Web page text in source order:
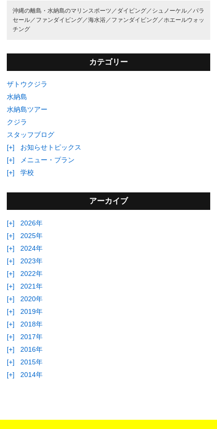
沖縄の離島・水納島のマリンスポーツ／ ダイビング／ シュノーケル／パラ
セール／ ファンダイビング／海水浴／ ファンダイビング／ホエールウォッ
チング
カテゴリー
ザトウクジラ
水納島
水納島ツアー
クジラ
スタッフブログ
[+]
お知らせトピックス
[+]
メニュー・プラン
[+]
学校
アーカイブ
[+]
2026年
[+]
2025年
[+]
2024年
[+]
2023年
[+]
2022年
[+]
2021年
[+]
2020年
[+]
2019年
[+]
2018年
[+]
2017年
[+]
2016年
[+]
2015年
[+]
2014年